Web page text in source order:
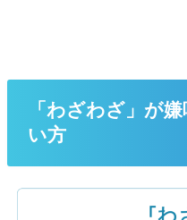
「わざわざ」が
い方